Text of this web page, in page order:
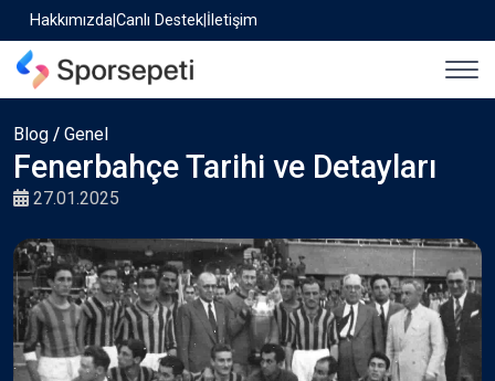
HakkımızdaCanlı Destek İletişim
Blog / Genel
Fenerbahçe Tarihi ve Detayları
27.01.2025